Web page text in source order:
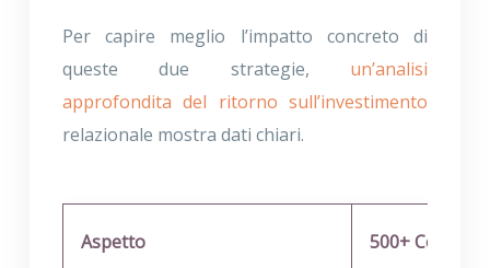
Per capire meglio l’impatto concreto di
queste due strategie, un’analisi
approfondita del ritorno sull’investimento
relazionale mostra dati chiari.
Aspetto 500+